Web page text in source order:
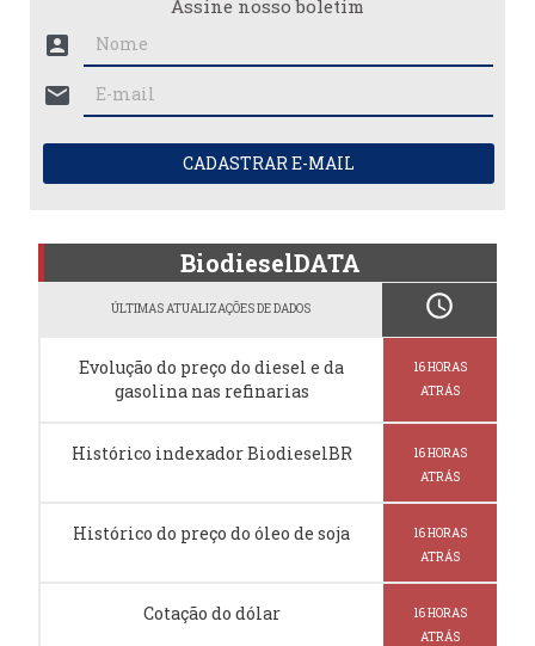
Assine nosso boletim
account_box
mail
CADASTRAR E-MAIL
BiodieselDATA
ÚLTIMAS ATUALIZAÇÕES DE DADOS schedule
Evolução do preço do diesel e da
gasolina nas refinarias
16 HORAS
ATRÁS
Histórico indexador BiodieselBR
16 HORAS
ATRÁS
Histórico do preço do óleo de soja
16 HORAS
ATRÁS
Cotação do dólar
16 HORAS
ATRÁS